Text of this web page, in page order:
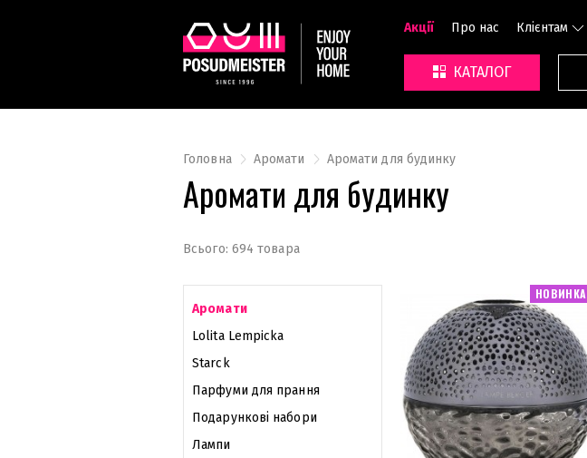
Акції Про нас Клієнтам
КАТАЛОГ
Головна Аромати Аромати для будинку
Аромати для будинку
Всього: 694 товара
Аромати
Lolita Lempicka
Starck
Парфуми для прання
Подарункові набори
Лампи
НОВИНКА